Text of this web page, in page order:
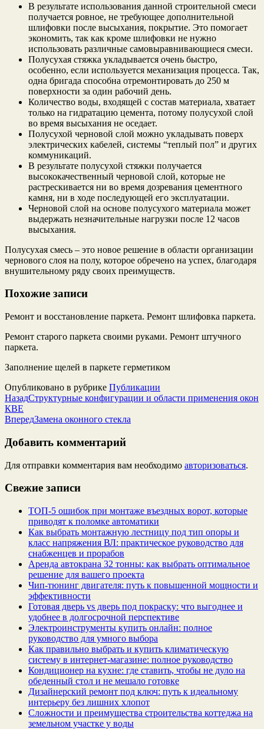
В результате использования данной строительной смеси
получается ровное, не требующее дополнительной
шлифовки после высыхания, покрытие. Это помогает
экономить, так как кроме шлифовки не нужно
использовать различные самовыравнивающиеся смеси.
Полусухая стяжка укладывается очень быстро,
особенно, если используется механизация процесса. Так,
одна бригада способна отремонтировать до 250 м
поверхности за один рабочий день.
Количество воды, входящей с состав материала, хватает
только на гидратацию цемента, потому полусухой слой
во время высыхания не оседает.
Полусухой черновой слой можно укладывать поверх
электрических кабелей, системы “теплый пол” и других
коммуникаций.
В результате полусухой стяжки получается
высококачественный черновой слой, которые не
растрескивается ни во время дозревания цементного
камня, ни в ходе последующей его эксплуатации.
Черновой слой на основе полусухого материала может
выдержать незначительные нагрузки после 12 часов
высыхания.
Полусухая смесь – это новое решение в области организации
чернового слоя на полу, которое обречено на успех, благодаря
внушительному ряду своих преимуществ.
Похожие записи
Ремонт и восстановление паркета. Ремонт шлифовка паркета.
Ремонт старого паркета своими руками. Ремонт штучного
паркета.
Заполнение щелей в паркете герметиком
Опубликовано в рубрике Публикации
НазадСтруктурные конфигурации и области применения окон
КBE
ВпередЗамена оконного стекла
Добавить комментарий
Для отправки комментария вам необходимо авторизоваться.
Свежие записи
ТОП-5 ошибок при монтаже въездных ворот, которые
приводят к поломке автоматики
Как выбрать монтажную лестницу под тип опоры и
класс напряжения ВЛ: практическое руководство для
снабженцев и прорабов
Аренда автокрана 32 тонны: как выбрать оптимальное
решение для вашего проекта
Чип‑тюнинг двигателя: путь к повышенной мощности и
эффективности
Готовая дверь vs дверь под покраску: что выгоднее и
удобнее в долгосрочной перспективе
Электроинструменты купить онлайн: полное
руководство для умного выбора
Как правильно выбрать и купить климатическую
систему в интернет‑магазине: полное руководство
Кондиционер на кухне: где ставить, чтобы не дуло на
обеденный стол и не мешало готовке
Дизайнерский ремонт под ключ: путь к идеальному
интерьеру без лишних хлопот
Сложности и преимущества строительства коттеджа на
земельном участке у воды